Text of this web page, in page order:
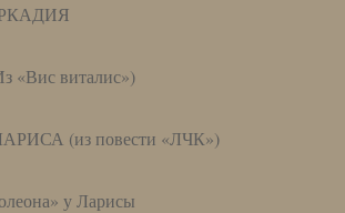
виталис»)
(из повести «ЛЧК»)
у Ларисы